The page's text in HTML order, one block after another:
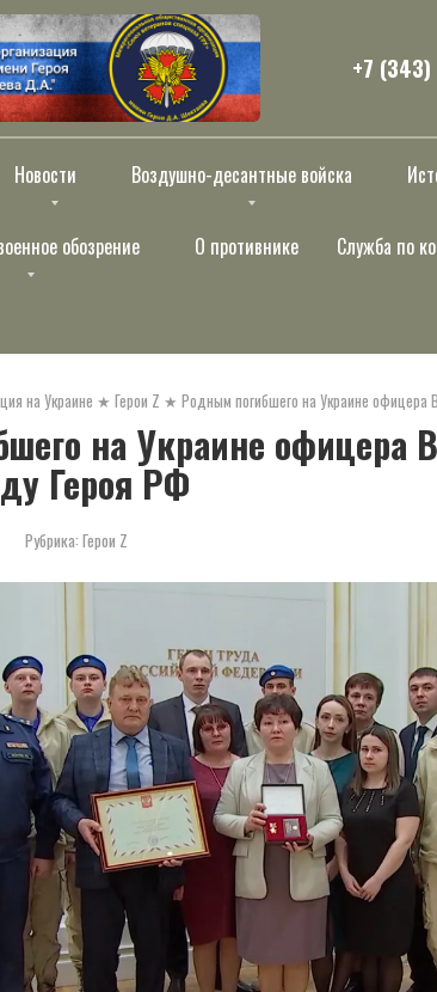
+7
Новости Воздушно-десантные войска
обозрение О противнике Служба по
на Украине ★ Герои Z ★ Родным погибшего на Украине
на Украине офицера
Героя РФ
Рубрика: Герои Z